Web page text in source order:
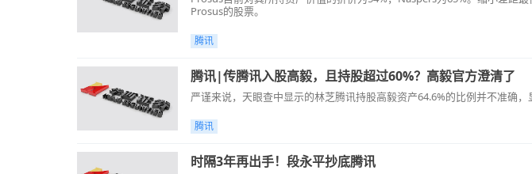
Prosus的股票。
腾讯
腾讯|传腾讯入股高毅，且持股超过60%？高毅官方澄清了
严谨来说，天眼查中显示的林芝腾讯持股高毅资产64.6%的比例并不准确，
腾讯
时隔3年再出手！段永平抄底腾讯